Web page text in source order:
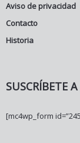
Aviso de privacidad
Contacto
Historia
SUSCRÍBETE
[mc4wp_form